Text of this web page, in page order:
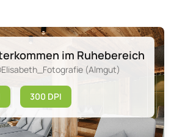
im Ruhebereich
(Almgut)
300 DPI